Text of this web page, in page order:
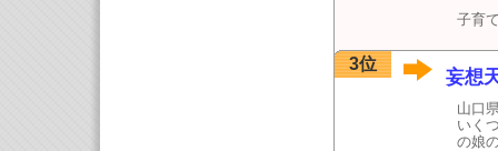
子
3位
妄想
山口
いく
の娘